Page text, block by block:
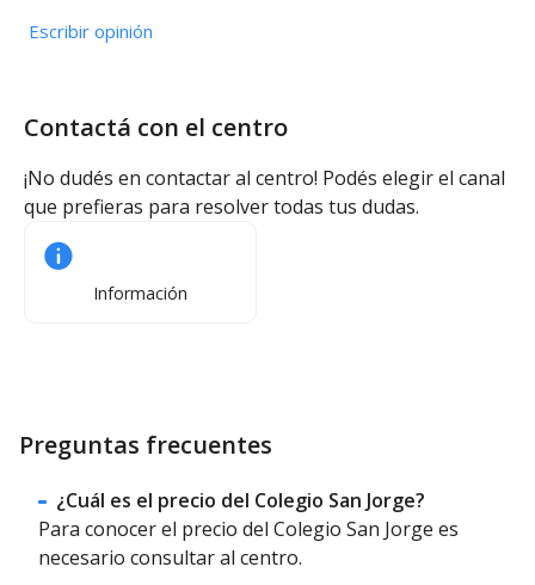
Escribir opinión
Contactá con el centro
¡No dudés en contactar al centro! Podés elegir el canal
que prefieras para resolver todas tus dudas.
Información
Preguntas frecuentes
¿Cuál es el precio del Colegio San Jorge?
Para conocer el precio del Colegio San Jorge es
necesario consultar al centro.